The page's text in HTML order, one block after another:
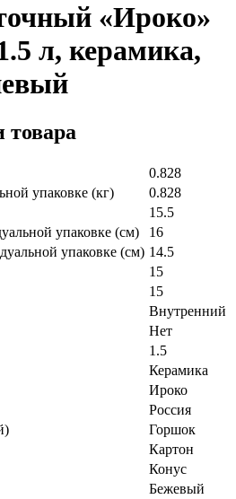
«Ироко»
л, керамика,
товара
0.828
упаковке (кг)
0.828
15.5
упаковке (см)
16
упаковке (см) 14.5
15
15
Внутренний
Нет
1.5
Керамика
Ироко
Россия
Горшок
Картон
Конус
Бежевый